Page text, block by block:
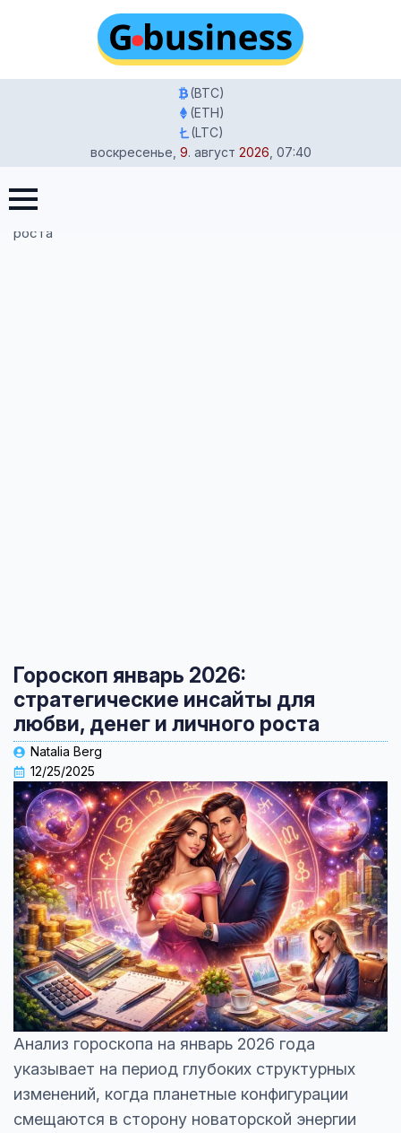
(BTC)
(ETH)
(LTC)
воскресенье 9. август 2026 07:40
Главная
стратегические инсайты для любви, денег и личного
роста
Гороскоп январь 2026:
стратегические инсайты для
любви, денег и личного роста
Natalia Berg
12/25/2025
Анализ гороскопа на январь 2026 года
указывает на период глубоких структурных
изменений, когда планетные конфигурации
смещаются в сторону новаторской энергии